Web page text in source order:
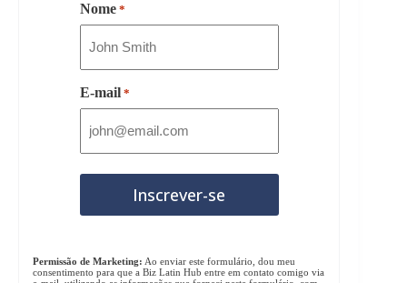
Nome *
E-mail *
Permissão de Marketing: Ao enviar este formulário, dou meu
consentimento para que a Biz Latin Hub entre em contato comigo via